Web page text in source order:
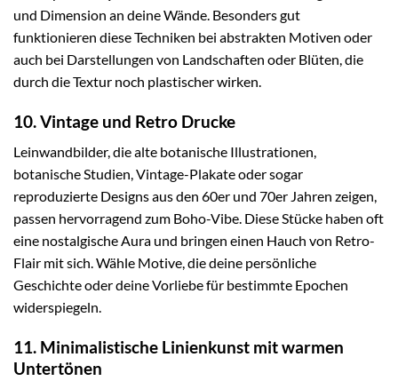
und Dimension an deine Wände. Besonders gut
funktionieren diese Techniken bei abstrakten Motiven oder
auch bei Darstellungen von Landschaften oder Blüten, die
durch die Textur noch plastischer wirken.
10. Vintage und Retro Drucke
Leinwandbilder, die alte botanische Illustrationen,
botanische Studien, Vintage-Plakate oder sogar
reproduzierte Designs aus den 60er und 70er Jahren zeigen,
passen hervorragend zum Boho-Vibe. Diese Stücke haben oft
eine nostalgische Aura und bringen einen Hauch von Retro-
Flair mit sich. Wähle Motive, die deine persönliche
Geschichte oder deine Vorliebe für bestimmte Epochen
widerspiegeln.
11. Minimalistische Linienkunst mit warmen
Untertönen